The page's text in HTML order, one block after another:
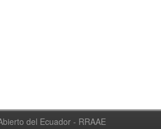
del Ecuador - RRAAE